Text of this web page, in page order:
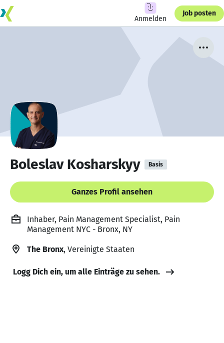
Anmelden
Job posten
Boleslav Kosharskyy Basis
Ganzes Profil ansehen
Inhaber, Pain Management Specialist, Pain
Management NYC - Bronx, NY
The Bronx, Vereinigte Staaten
Logg Dich ein, um alle Einträge zu sehen.